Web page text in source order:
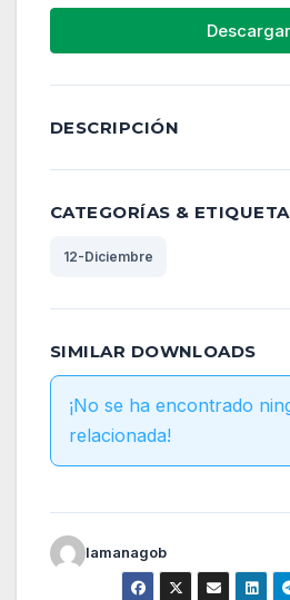
Descargar
DESCRIPCIÓN
CATEGORÍAS &
12-Diciembre
SIMILAR DOWNLOADS
¡No se ha encontrado
relacionada!
lamanagob